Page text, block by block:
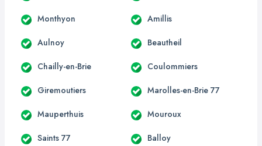
Monthyon Amillis
Aulnoy Beautheil
Chailly-en-Brie Coulommiers
Giremoutiers Marolles-en-Brie 77
Mauperthuis Mouroux
Saints 77 Balloy